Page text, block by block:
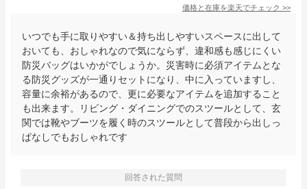
価格と在庫を楽天でチェック >>
いつでも手に取りやすい＆持ち出しやすいスペースに出して
おいても、おしゃれなので気にならず、違和感も感じにくい
防災バッグはいかがでしょうか。災害時に必須アイテムとな
る防災グッズが一通りセットになり、中に入っていますし、
容量に余裕があるので、更に必要なアイテムを追加すること
も出来ます。リビング・ダイニングでのスツールとして、玄
関では靴やブーツを履く時のスツールとして普段から出しっ
ぱなしでもおしゃれです
回答された質問